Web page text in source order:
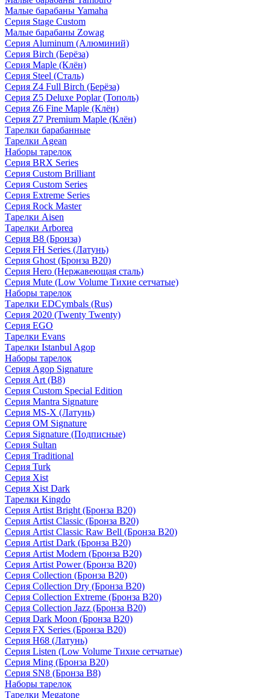
Малые барабаны Yamaha
Серия Stage Custom
Малые барабаны Zowag
Серия Aluminum (Алюминий)
Серия Birch (Берёза)
Серия Maple (Клён)
Серия Steel (Сталь)
Серия Z4 Full Birch (Берёза)
Серия Z5 Deluxe Poplar (Тополь)
Серия Z6 Fine Maple (Клён)
Серия Z7 Premium Maple (Клён)
Тарелки барабанные
Тарелки Agean
Наборы тарелок
Серия BRX Series
Серия Custom Brilliant
Серия Custom Series
Серия Extreme Series
Серия Rock Master
Тарелки Aisen
Тарелки Arborea
Серия B8 (Бронза)
Серия FH Series (Латунь)
Серия Ghost (Бронза B20)
Серия Hero (Нержавеющая сталь)
Серия Mute (Low Volume Тихие сетчатые)
Наборы тарелок
Тарелки EDCymbals (Rus)
Серия 2020 (Twenty Twenty)
Серия EGO
Тарелки Evans
Тарелки Istanbul Agop
Наборы тарелок
Серия Agop Signature
Серия Art (B8)
Серия Custom Special Edition
Серия Mantra Signature
Серия MS-X (Латунь)
Серия OM Signature
Серия Signature (Подписные)
Серия Sultan
Серия Traditional
Серия Turk
Серия Xist
Серия Xist Dark
Тарелки Kingdo
Серия Artist Bright (Бронза B20)
Серия Artist Classic (Бронза B20)
Серия Artist Classic Raw Bell (Бронза B20)
Серия Artist Dark (Бронза B20)
Серия Artist Modern (Бронза B20)
Серия Artist Power (Бронза B20)
Серия Collection (Бронза B20)
Серия Collection Dry (Бронза B20)
Серия Collection Extreme (Бронза B20)
Серия Collection Jazz (Бронза B20)
Серия Dark Moon (Бронза B20)
Серия FX Series (Бронза B20)
Серия H68 (Латунь)
Серия Listen (Low Volume Тихие сетчатые)
Серия Ming (Бронза B20)
Серия SN8 (Бронза B8)
Наборы тарелок
Тарелки Megatone